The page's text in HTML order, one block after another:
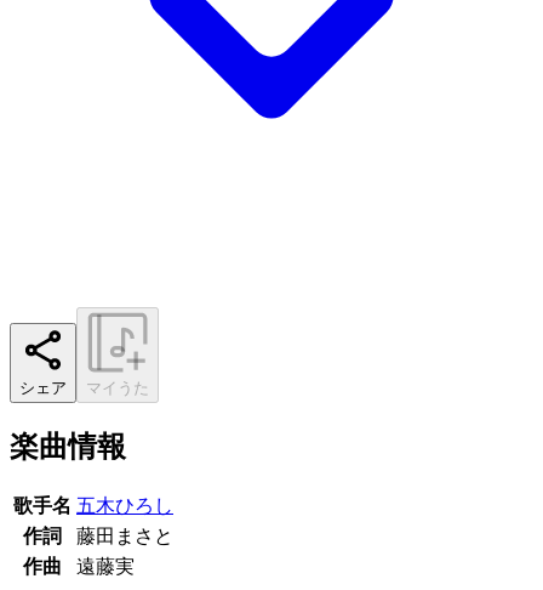
シェア マイうた
楽曲情報
歌手名 五木ひろし
作詞
藤田まさと
作曲
遠藤実